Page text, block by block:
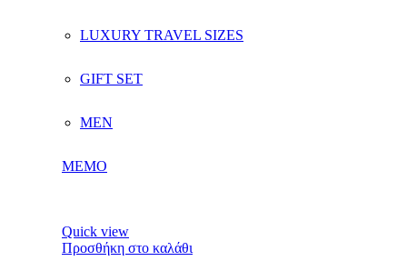
LUXURY TRAVEL SIZES
GIFT SET
MEN
MEMO
Quick view
Προσθήκη στο καλάθι